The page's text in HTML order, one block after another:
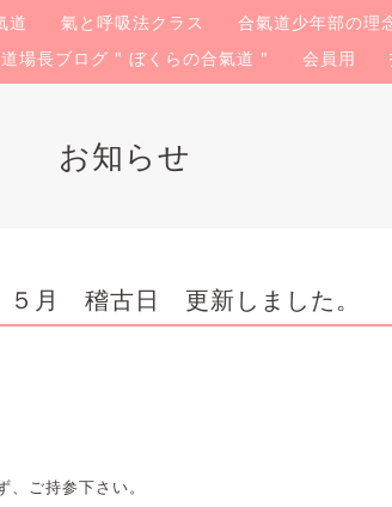
道 氣と呼吸法クラス 合氣道少年部の理
道場長ブログ " ぼくらの合氣道 " 会員用
お知らせ
月 稽古日 更新しました。
ご持参下さい。